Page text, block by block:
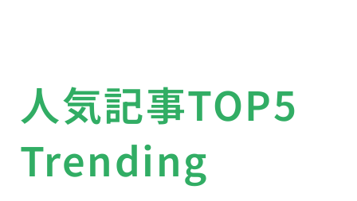
人気記事TOP5
Trending